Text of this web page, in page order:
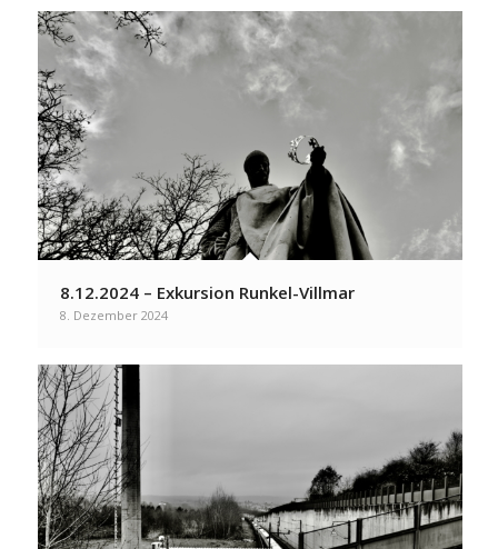
8.12.2024 – Exkursion Runkel-Villmar
8. Dezember 2024